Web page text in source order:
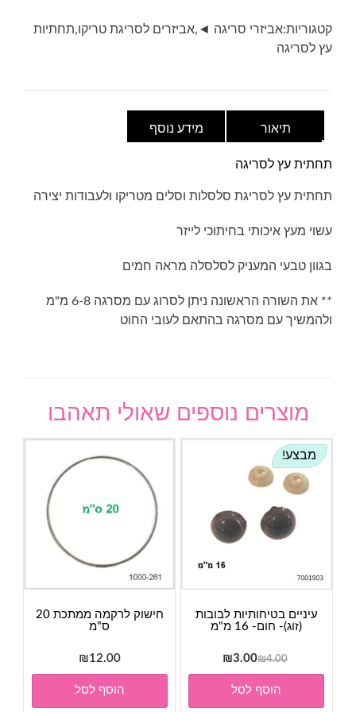
קטגוריות:אביזרי סריגה ◄ ,אביזרים לסריגת טריקו,תחתיות
עץ לסריגה
תיאור מידע נוסף
תחתית עץ לסריגה
תחתית עץ לסריגת סלסלות וסלים מטריקו ולעבודות יצירה
עשוי מעץ איכותי בחיתוכי לייזר
בגוון טבעי המעניק לסלסלה מראה חמים
** את השורה הראשונה ניתן לסרוג עם מסרגה 6-8 מ"מ
ולהמשיך עם מסרגה בהתאם לעובי החוט
מוצרים נוספים שאולי תאהבו
מבצע!
עיניים בטיחותיות לבובות
(זוג)- חום- 16 מ"מ
₪4.00
המחיר
המקורי
היה:
₪3.00
הנוכחי
הוסף לסל
חישוק לרקמה ממתכת 20
ס"מ
₪12.00
הוסף לסל